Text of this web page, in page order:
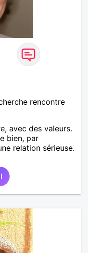
rencontre
avec des valeurs.
bien, par
relation sérieuse.